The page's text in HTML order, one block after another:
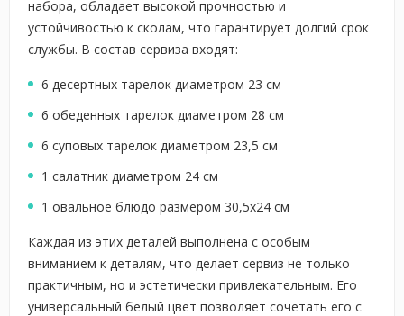
набора, обладает высокой прочностью и
устойчивостью к сколам, что гарантирует долгий срок
службы. В состав сервиза входят:
6 десертных тарелок диаметром 23 см
6 обеденных тарелок диаметром 28 см
6 суповых тарелок диаметром 23,5 см
1 салатник диаметром 24 см
1 овальное блюдо размером 30,5х24 см
Каждая из этих деталей выполнена с особым
вниманием к деталям, что делает сервиз не только
практичным, но и эстетически привлекательным. Его
универсальный белый цвет позволяет сочетать его с